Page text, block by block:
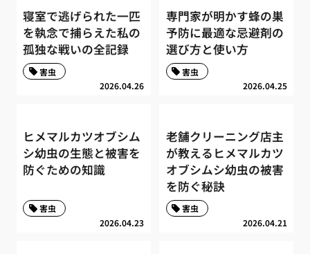
寝室で逃げられた一匹
を執念で捕らえた私の
孤独な戦いの全記録
2026.04.26
害虫
専門家が明かす蜂の巣
予防に最適な忌避剤の
選び方と使い方
2026.04.25
害虫
ヒメマルカツオブシム
シ幼虫の生態と被害を
防ぐための知識
2026.04.23
害虫
老舗クリーニング店主
が教えるヒメマルカツ
オブシムシ幼虫の被害
を防ぐ秘訣
2026.04.21
害虫